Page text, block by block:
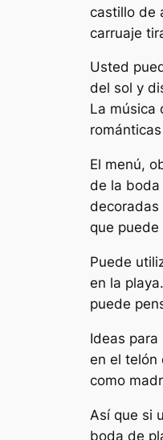
castillo de
carruaje
Usted
del sol y
La música
El menú,
de la boda
decoradas
que puede
Puede
en la
puede
Ideas
en el telón
como
Así que si
boda de